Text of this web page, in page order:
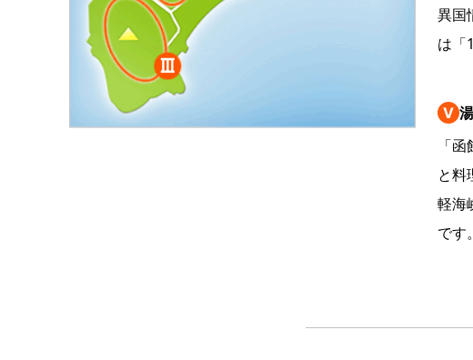
異国
は「
Ⅴ
「
と料
軽海
です。